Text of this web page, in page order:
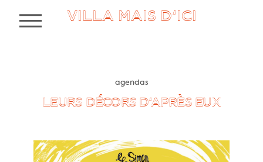
VILLA MAIS D’ICI
MENU
agendas
LEURS DÉCORS D’APRÈS EUX